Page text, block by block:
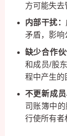
方可能失去
内部干扰：
矛盾，影响
缺少合作伙
和成员/股
程中产生的
不更新成员
司账簿中
行使所有者